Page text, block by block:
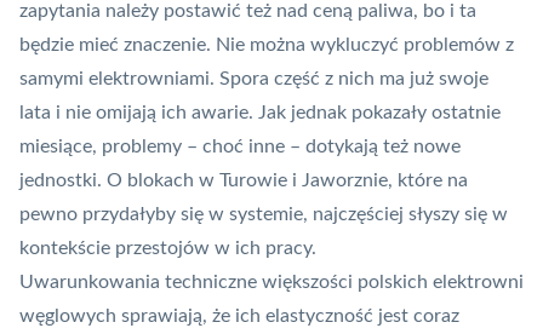
zapytania należy postawić też nad ceną paliwa, bo i ta
będzie mieć znaczenie. Nie można wykluczyć problemów z
samymi elektrowniami. Spora część z nich ma już swoje
lata i nie omijają ich awarie. Jak jednak pokazały ostatnie
miesiące, problemy – choć inne – dotykają też nowe
jednostki. O blokach w Turowie i Jaworznie, które na
pewno przydałyby się w systemie, najczęściej słyszy się w
kontekście przestojów w ich pracy.
Uwarunkowania techniczne większości polskich elektrowni
węglowych sprawiają, że ich elastyczność jest coraz